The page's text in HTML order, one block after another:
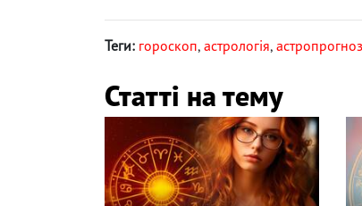
Теги: гороскоп, астрологія, астропрогноз
Статті на тему